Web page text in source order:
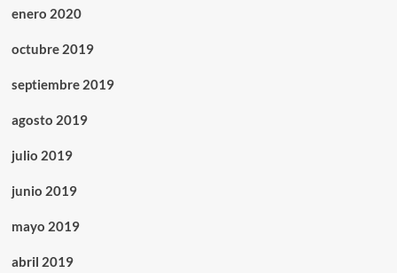
enero 2020
octubre 2019
septiembre 2019
agosto 2019
julio 2019
junio 2019
mayo 2019
abril 2019